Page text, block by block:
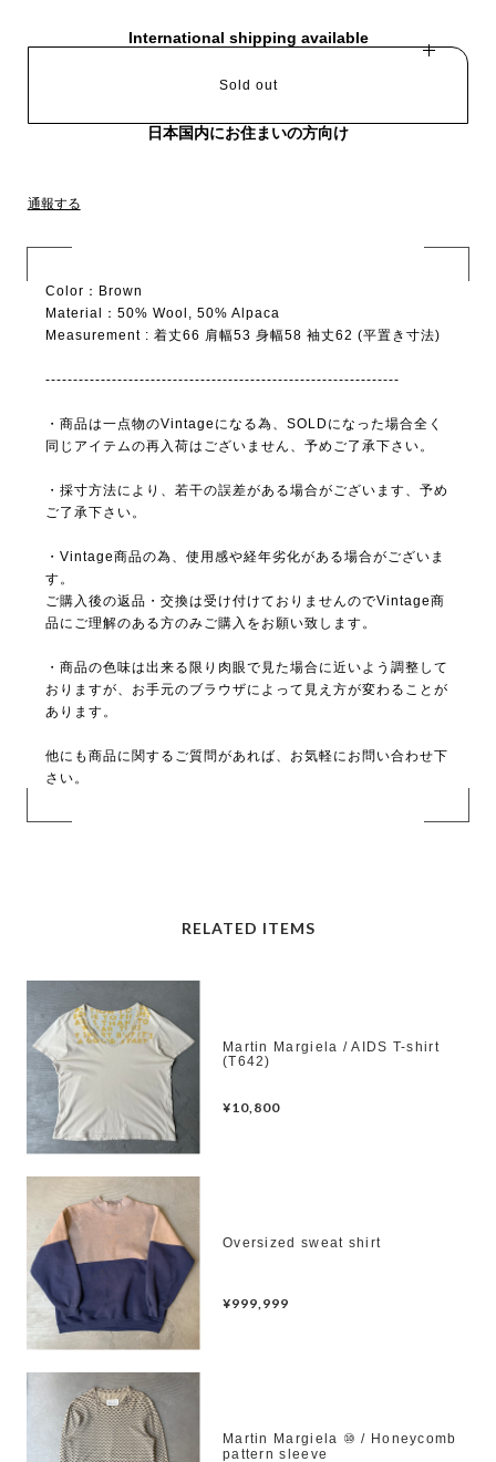
International shipping available
Sold out
日本国内にお住まいの方向け
通報する
Color：Brown
Material：50% Wool, 50% Alpaca
Measurement : 着丈66 肩幅53 身幅58 袖丈62 (平置き寸法)
----------------------------------------------------------------
・商品は一点物のVintageになる為、SOLDになった場合全く
同じアイテムの再入荷はございません、予めご了承下さい。
・採寸方法により、若干の誤差がある場合がございます、予め
ご了承下さい。
・Vintage商品の為、使用感や経年劣化がある場合がございま
す。
ご購入後の返品・交換は受け付けておりませんのでVintage商
品にご理解のある方のみご購入をお願い致します。
・商品の色味は出来る限り肉眼で見た場合に近いよう調整して
おりますが、お手元のブラウザによって見え方が変わることが
あります。
他にも商品に関するご質問があれば、お気軽にお問い合わせ下
さい。
RELATED ITEMS
Martin Margiela / AIDS T-shirt
(T642)
¥10,800
Oversized sweat shirt
¥999,999
Martin Margiela ⑩ / Honeycomb
pattern sleeve